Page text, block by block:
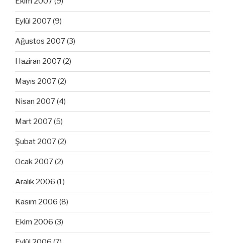
Eylül 2007(9)
Ağustos 2007(3)
Haziran 2007(2)
Mayıs 2007(2)
Nisan 2007(4)
Mart 2007(5)
Şubat 2007(2)
Ocak 2007(2)
Aralık 2006 (1)
Kasım 2006 (8)
Ekim 2006 (3)